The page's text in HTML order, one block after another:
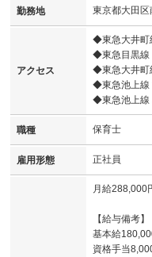
勤務地 東京都大田
アクセス
◆東急大井町
◆東急目黒線
◆東急大井町
◆東急池上線
◆東急池上線
職種 保育士
雇用形態 正社員
月給
【給与備考】
基本給
資格手当